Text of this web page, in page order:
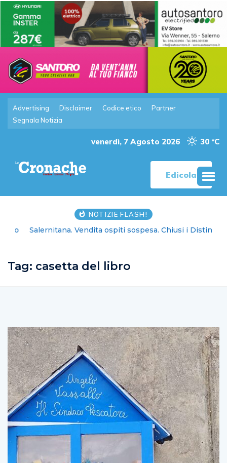
Advertising Disclaimer Codice etico
Partner
Segnala Notizia
venerdì, 7 Agosto 2026 30 °C
Edicola
NOTIZIE FLASH!
Salernitana. Vendita ospiti sospesa. Chiusi i Distinti
Tag: casetta del libro